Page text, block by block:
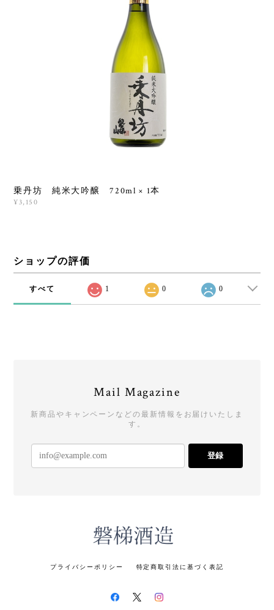
乗丹坊 純米大吟醸 720ml × 1本
¥3,150
ショップの評価
すべて 1 0 0
Mail Magazine
新商品やキャンペーンなどの最新情報をお届けいたしま
す。
登録
プライバシーポリシー 特定商取引法に基づく表記